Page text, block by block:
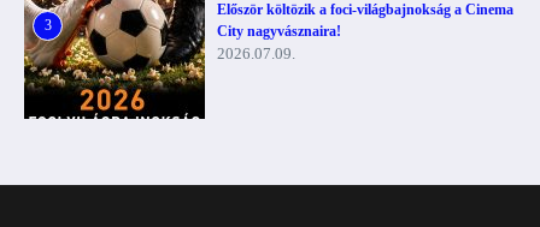
3
Először költözik a foci-világbajnokság a Cinema
City nagyvásznaira!
2026.07.09.